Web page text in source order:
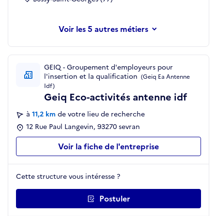
les 5 autres métiers
GEIQ - Groupement d'employeurs pour
l'insertion et la qualification (Geiq Ea Antenne
Idf)
Geiq Eco-activités antenne idf
à 11,2 km de votre lieu de recherche
12 Rue Paul Langevin, 93270 sevran
Voir la fiche de l'entreprise
Cette structure vous intéresse ?
Postuler